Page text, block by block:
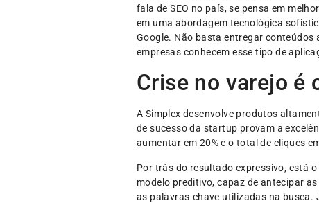
fala de SEO no país, se pensa em
em uma abordagem tecnológica
Google. Não basta entregar conteúdos
empresas conhecem esse tipo de
Crise no varejo é
A Simplex desenvolve produtos
de sucesso da startup provam a
aumentar em 20% e o total de cliques
Por trás do resultado expressivo, está
modelo preditivo, capaz de antecipar
as palavras-chave utilizadas na busca.